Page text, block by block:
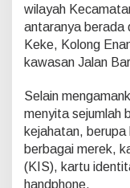
wilayah
antaranya berada
Keke, Kolong
kawasan Jalan
Selain
menyita sejumlah
kejahatan,
berbagai merek,
(KIS), kartu
handphone.